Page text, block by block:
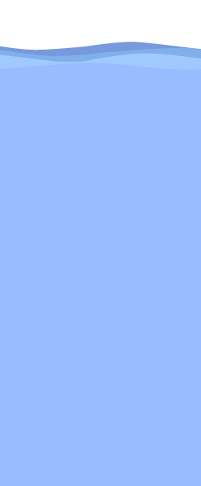
配信メールをご確認ください。